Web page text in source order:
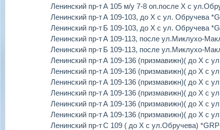
Ленинский пр-тА 105 м/у 7-8 оп.после Х с
Ленинский пр-тА 109-103, до Х с ул. Обручева
Ленинский пр-тБ 109-103, до Х с ул. Обручева
Ленинский пр-тА 109-113, после ул.Миклухо-
Ленинский пр-тБ 109-113, после ул.Миклухо-
Ленинский пр-тА 109-136 (призмавижн)( до Х с
Ленинский пр-тА 109-136 (призмавижн)( до Х с
Ленинский пр-тА 109-136 (призмавижн)( до Х с
Ленинский пр-тА 109-136 (призмавижн)( до Х с
Ленинский пр-тА 109-136 (призмавижн)( до Х с
Ленинский пр-тА 109-136 (призмавижн)( до Х с
Ленинский пр-тС 109 ( до Х с ул.Обручева)